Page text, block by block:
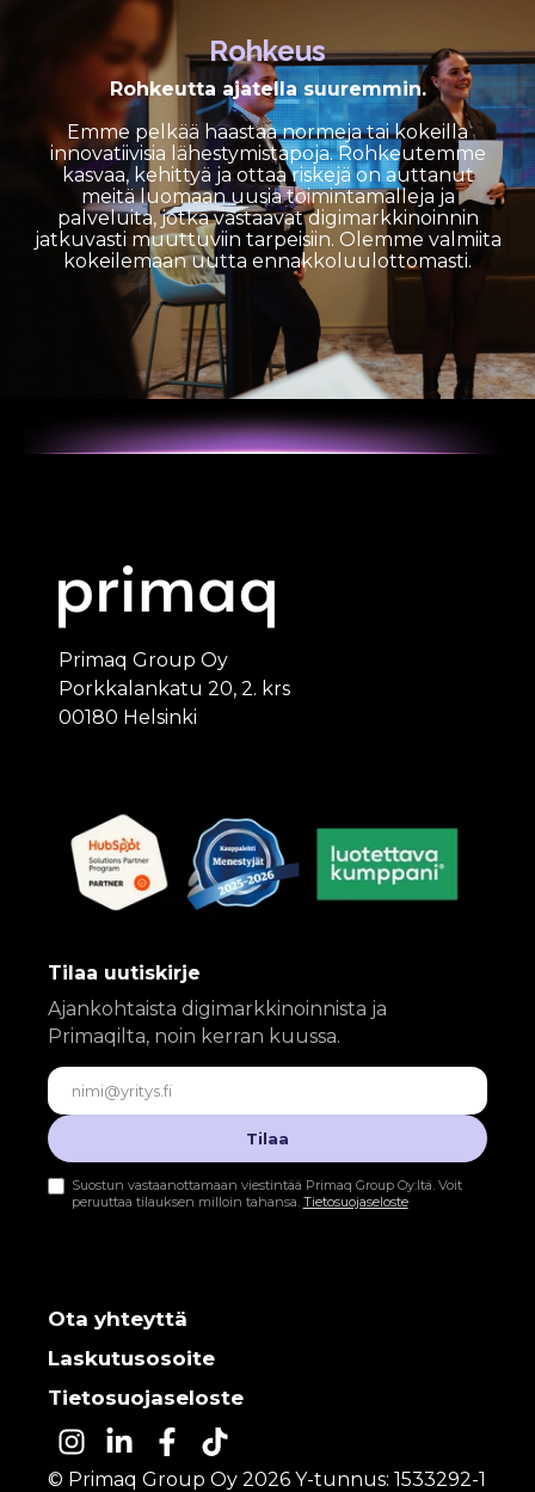
Rohkeus
Rohkeutta ajatella suuremmin.
Emme pelkää haastaa normeja tai kokeilla
innovatiivisia lähestymistapoja. Rohkeutemme
kasvaa, kehittyä ja ottaa riskejä on auttanut
meitä luomaan uusia toimintamalleja ja
palveluita, jotka vastaavat digimarkkinoinnin
jatkuvasti muuttuviin tarpeisiin. Olemme valmiita
kokeilemaan uutta ennakkoluulottomasti.
Primaq Group Oy
Porkkalankatu 20, 2. krs
00180 Helsinki
Tilaa uutiskirje
Ajankohtaista digimarkkinoinnista ja
Primaqilta, noin kerran kuussa.
Sähköposti
Tilaa
Suostun vastaanottamaan viestintää Primaq Group Oy:ltä. Voit
peruuttaa tilauksen milloin tahansa. Tietosuojaseloste
Ota yhteyttä
Laskutusosoite
Tietosuojaseloste
© Primaq Group Oy 2026 Y-tunnus: 1533292-1